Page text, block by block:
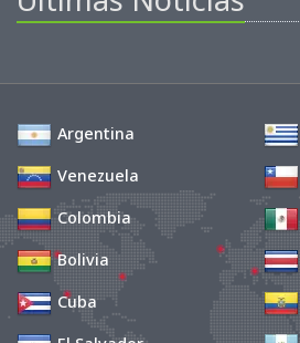
Argentina
Venezuela
Colombia
Bolivia
Cuba